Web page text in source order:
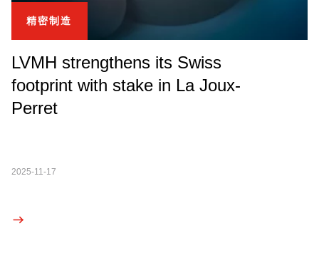
精密制造
LVMH strengthens its Swiss
footprint with stake in La Joux-
Perret
2025-11-17